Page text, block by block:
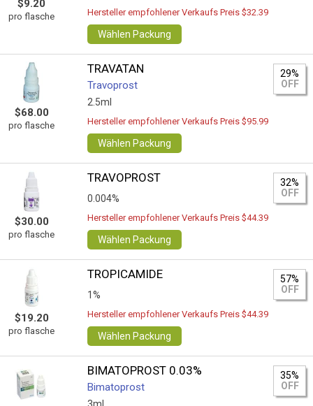
$9.20
pro flasche Hersteller empfohlener Verkaufs Preis $32.39
Wählen Packung
$68.00
pro flasche
TRAVATAN
Travoprost
2.5ml
29%
OFF
Hersteller empfohlener Verkaufs Preis $95.99
Wählen Packung
$30.00
pro flasche
TRAVOPROST
0.004%
32%
OFF
Hersteller empfohlener Verkaufs Preis $44.39
Wählen Packung
$19.20
pro flasche
TROPICAMIDE
1%
57%
OFF
Hersteller empfohlener Verkaufs Preis $44.39
Wählen Packung
BIMATOPROST 0.03%
Bimatoprost
35%
OFF